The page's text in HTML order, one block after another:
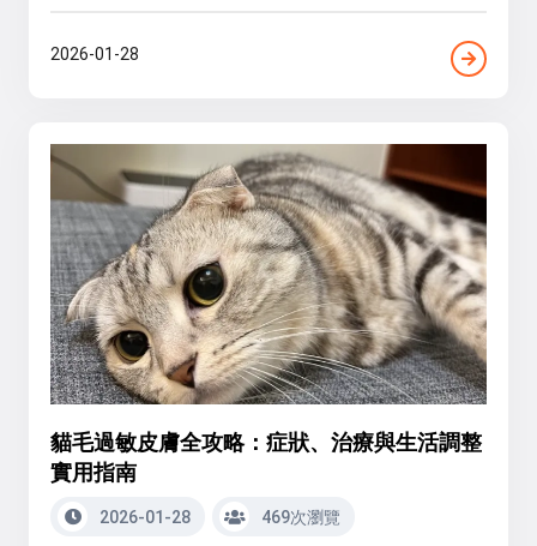
2026-01-28
貓毛過敏皮膚全攻略：症狀、治療與生活調整
實用指南
2026-01-28 469次瀏覽